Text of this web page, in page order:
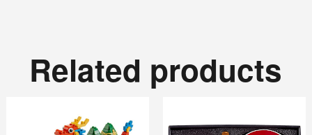
Related products